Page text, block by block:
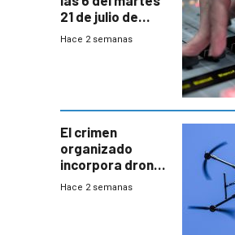
21 de julio de
2026
Hace 2 semanas
El crimen
organizado
incorpora drones
y abre un nuevo
Hace 2 semanas